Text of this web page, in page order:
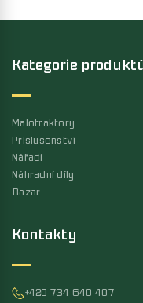
Kontakty
+420 734 640 407
Kategorie
Malotraktory
Příslušenství
Nářadí
Náhradní díly
Bazar